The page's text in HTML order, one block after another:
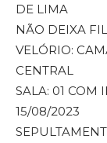
DE LIMA
NÃO DEIXA
VELÓRIO:
CENTRAL
SALA: 01 COM
15/08/2023